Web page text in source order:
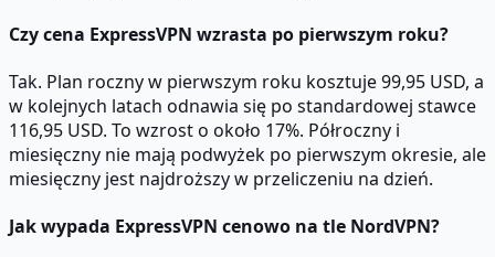
Czy cena ExpressVPN wzrasta po pierwszym roku?
Tak. Plan roczny w pierwszym roku kosztuje 99,95 USD, a
w kolejnych latach odnawia się po standardowej stawce
116,95 USD. To wzrost o około 17%. Półroczny i
miesięczny nie mają podwyżek po pierwszym okresie, ale
miesięczny jest najdroższy w przeliczeniu na dzień.
Jak wypada ExpressVPN cenowo na tle NordVPN?